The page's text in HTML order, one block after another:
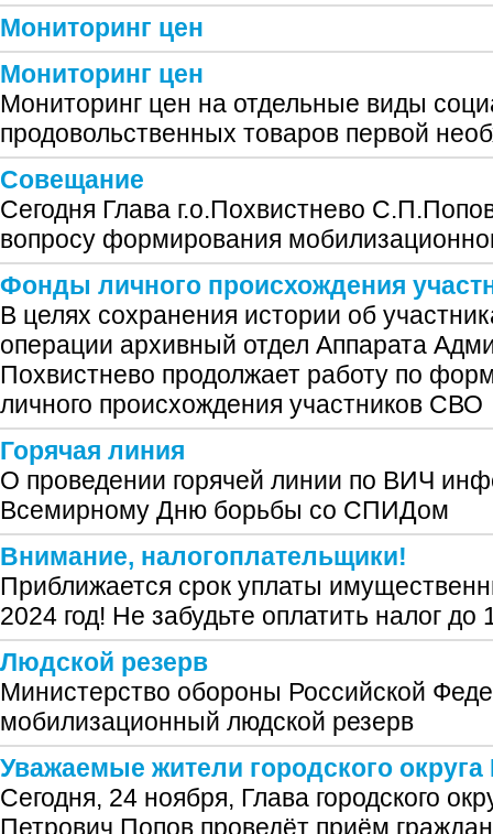
Мониторинг цен
Мониторинг цен
Мониторинг цен на отдельные виды
продовольственных товаров первой
Совещание
Сегодня Глава г.о.Похвистнево
вопросу формирования
Фонды личного происхождения
В целях сохранения истории об
операции архивный отдел Аппарата
Похвистнево продолжает работу по
личного происхождения участников СВО
Горячая линия
О проведении горячей линии по ВИЧ
Всемирному Дню борьбы со СПИДом
Внимание, налогоплательщики!
Приближается срок уплаты
2024 год! Не забудьте оплатить налог до
Людской резерв
Министерство обороны Российской
мобилизационный людской резерв
Уважаемые жители городского округа
Сегодня, 24 ноября, Глава городского
Петрович Попов проведёт приём